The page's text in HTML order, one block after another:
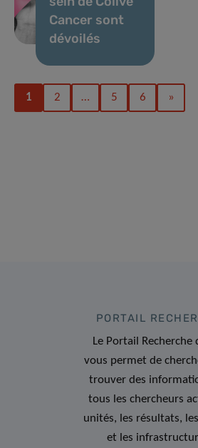
Cancer sont
dévoilés
1 2 … 5 6 »
PORTAIL
Le Portail Recherche
vous permet de
trouver des
tous les chercheurs
unités, les résultats,
et les